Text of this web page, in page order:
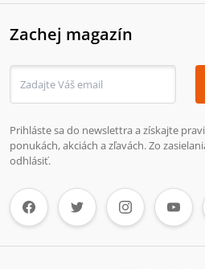
Zachej magazín
Prihláste sa do newslettra a získajte
ponukách, akciách a zľavách. Zo
odhlásiť.